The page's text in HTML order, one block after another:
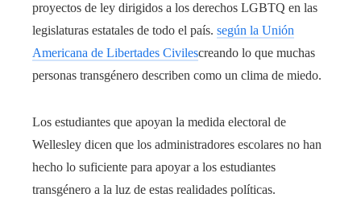
proyectos de ley dirigidos a los derechos LGBTQ en las
legislaturas estatales de todo el país. según la Unión
Americana de Libertades Civilescreando lo que muchas
personas transgénero describen como un clima de miedo.
Los estudiantes que apoyan la medida electoral de
Wellesley dicen que los administradores escolares no han
hecho lo suficiente para apoyar a los estudiantes
transgénero a la luz de estas realidades políticas.